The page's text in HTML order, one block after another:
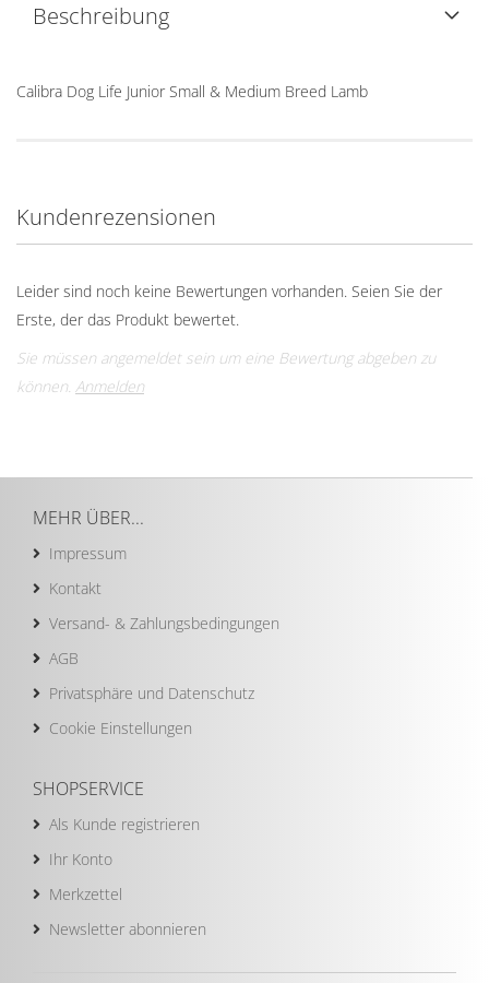
Beschreibung
Calibra Dog Life Junior Small & Medium Breed Lamb
Kundenrezensionen
Leider sind noch keine Bewertungen vorhanden. Seien Sie der
Erste, der das Produkt bewertet.
Sie müssen angemeldet sein um eine Bewertung abgeben zu
können. Anmelden
MEHR ÜBER...
Impressum
Kontakt
Versand- & Zahlungsbedingungen
AGB
Privatsphäre und Datenschutz
Cookie Einstellungen
SHOPSERVICE
Als Kunde registrieren
Ihr Konto
Merkzettel
Newsletter abonnieren